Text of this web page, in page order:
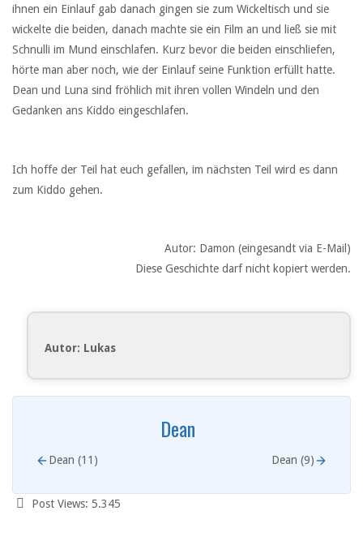
ihnen ein Einlauf gab danach gingen sie zum Wickeltisch und sie
wickelte die beiden, danach machte sie ein Film an und ließ sie mit
Schnulli im Mund einschlafen. Kurz bevor die beiden einschliefen,
hörte man aber noch, wie der Einlauf seine Funktion erfüllt hatte.
Dean und Luna sind fröhlich mit ihren vollen Windeln und den
Gedanken ans Kiddo eingeschlafen.
Ich hoffe der Teil hat euch gefallen, im nächsten Teil wird es dann
zum Kiddo gehen.
Autor: Damon (eingesandt via E-Mail)
Diese Geschichte darf nicht kopiert werden.
Autor: Lukas
Dean
Dean (11) Dean (9)
Post Views: 5.345